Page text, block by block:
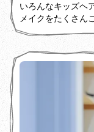
いろんなキッズヘ
メイクをたくさん
にしてください💕 HAPISTAではどのプランでもキッズヘアメ
イク(3,300円)を
写真を撮ることができ
園・入学などはも
緒にご来店されるお
くの記念撮影！ヘ
に残しましょう🌟